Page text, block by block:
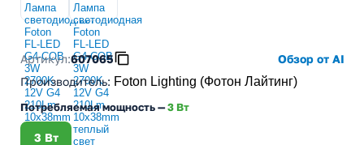
Артикул:607065
Обзор от AI
Производитель: Foton Lighting (Фотон Лайтинг)
Потребляемая мощность —3 Вт
3 Вт